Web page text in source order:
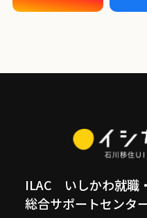
ILAC いしかわ就職
総合サポートセンタ